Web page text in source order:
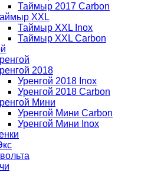
Таймыр 2017 Carbon
XXL
Таймыр XXL Inox
Таймыр XXL Carbon
2018
Уренгой 2018 Inox
Уренгой 2018 Carbon
Мини
Уренгой Мини Carbon
Уренгой Мини Inox